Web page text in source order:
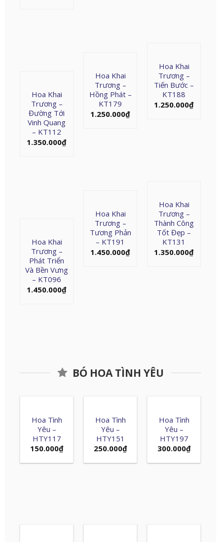
Hoa Khai
Trương –
Tiến Bước –
KT188
1.250.000₫
Hoa Khai
Trương –
Hồng Phát –
KT179
1.250.000₫
Hoa Khai
Trương –
Đường Tới
Vinh Quang
– KT112
1.350.000₫
Hoa Khai
Trương –
Thành Công
Tốt Đẹp –
KT131
1.350.000₫
Hoa Khai
Trương –
Tương Phản
– KT191
1.450.000₫
Hoa Khai
Trương –
Phát Triển
Và Bền Vưng
– KT096
1.450.000₫
BÓ HOA TÌNH YÊU
Hoa Tình
Yêu –
HTY117
150.000₫
Hoa Tình
Yêu –
HTY151
250.000₫
Hoa Tình
Yêu –
HTY197
300.000₫